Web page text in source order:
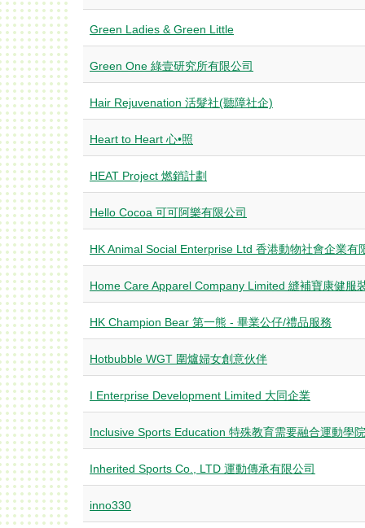
Green Ladies & Green Little
Green One 綠壹研究所有限公司
Hair Rejuvenation 活髮社(聽障社企)
Heart to Heart 心•照
HEAT Project 燃銷計劃
Hello Cocoa 可可阿樂有限公司
HK Animal Social Enterprise Ltd 香港動物社會企業有
Home Care Apparel Company Limited 縫補寶康健服
HK Champion Bear 第一熊 - 畢業公仔/禮品服務
Hotbubble WGT 圍爐婦女創意伙伴
I Enterprise Development Limited 大同企業
Inclusive Sports Education 特殊教育需要融合運動學院
Inherited Sports Co., LTD 運動傳承有限公司
inno330